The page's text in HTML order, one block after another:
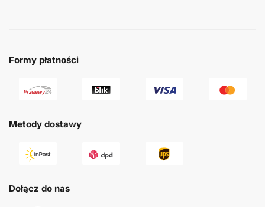
Formy płatności
Metody dostawy
Dołącz do nas